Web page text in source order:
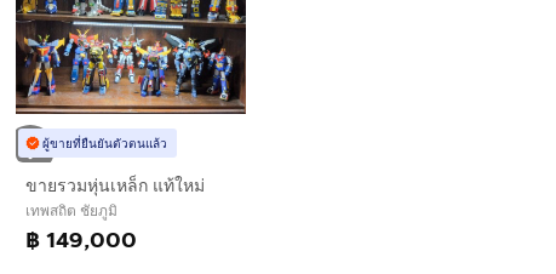
ผู้ขายที่ยืนยันตัวตนแล้ว
ขายรวมหุ่นเหล็ก แท้ใหม่
เทพสถิต ชัยภูมิ
฿ 149,000